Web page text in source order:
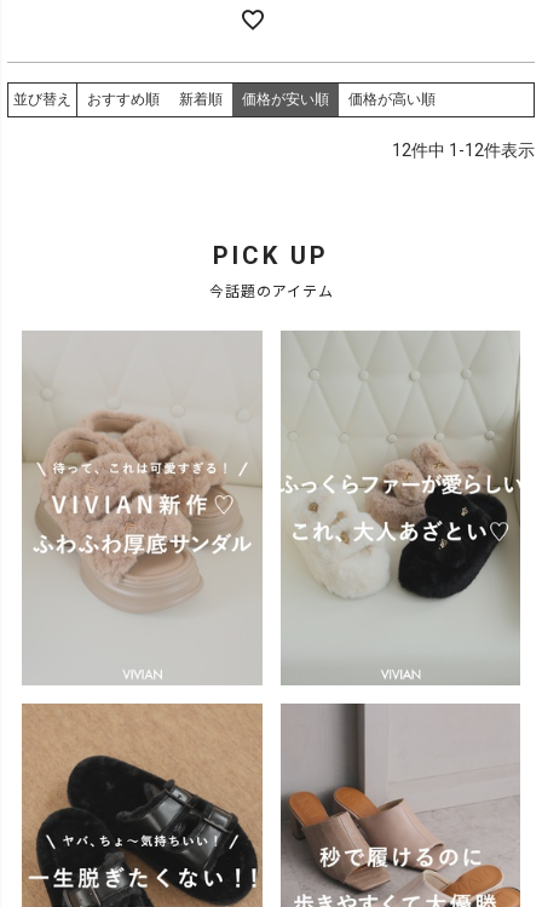
並び替え おすすめ順 新着順 価格が安い順 価格が高い順
12件中 1 -12件表示
PICK UP
今話題のアイテム